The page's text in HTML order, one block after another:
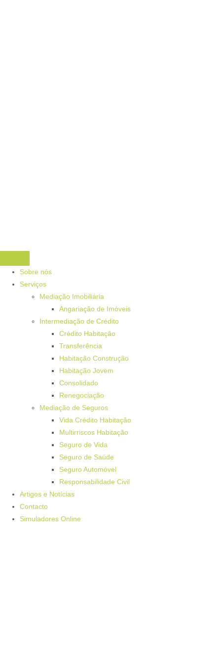
Sobre nós
Serviços
Mediação Imobiliária
Angariação de Imóveis
Intermediação de Crédito
Crédito Habitação
Transferência
Habitação Construção
Habitação Jovem
Consolidado
Renegociação
Mediação de Seguros
Vida Crédito Habitação
Multirriscos Habitação
Seguro de Vida
Seguro de Saúde
Seguro Automóvel
Responsabilidade Civil
Artigos e Notícias
Contacto
Simuladores Online